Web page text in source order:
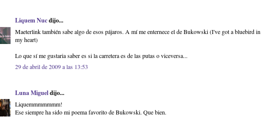
Liquem Nucdijo...
Maeterlink también sabe algo de esos pájaros. A mí me enternece el de Bukowski (I've got a bluebird in
my heart)
Lo que sí me gustaria saber es si la carretera es de las putas o viceversa...
29 de abril de 2009 a las 13:53
Luna Migueldijo...
Liquemmmmmmm!
Ese siempre ha sido mi poema favorito de Bukowski. Que bien.